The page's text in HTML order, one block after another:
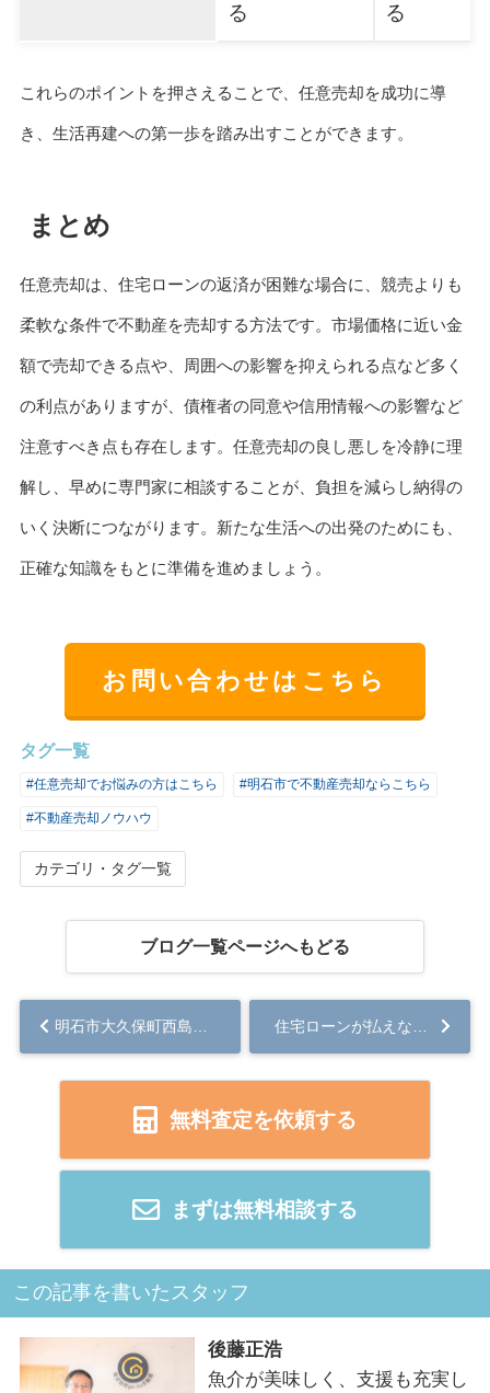
る る
これらのポイントを押さえることで、任意売却を成功に導
き、生活再建への第一歩を踏み出すことができます。
まとめ
任意売却は、住宅ローンの返済が困難な場合に、競売よりも
柔軟な条件で不動産を売却する方法です。市場価格に近い金
額で売却できる点や、周囲への影響を抑えられる点など多く
の利点がありますが、債権者の同意や信用情報への影響など
注意すべき点も存在します。任意売却の良し悪しを冷静に理
解し、早めに専門家に相談することが、負担を減らし納得の
いく決断につながります。新たな生活への出発のためにも、
正確な知識をもとに準備を進めましょう。
お問い合わせはこちら
タグ一覧
#任意売却でお悩みの方はこちら #明石市で不動産売却ならこちら
#不動産売却ノウハウ
カテゴリ・タグ一覧
ブログ一覧ページへもどる
無料査定を依頼する
まずは無料相談する
この記事を書いたスタッフ
後藤正浩
魚介が美味しく、支援も充実し